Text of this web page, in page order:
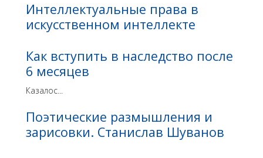
Интеллектуальные права в
искусственном интеллекте
Как вступить в наследство после
6 месяцев
Казалос...
Поэтические размышления и
зарисовки. Станислав Шуванов